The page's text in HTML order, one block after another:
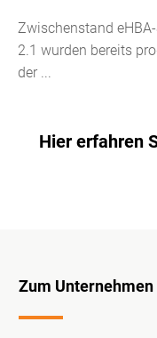
Zwischenstand
2.1 wurden bereits
der ...
Hier erfahren
Zum Unternehmen